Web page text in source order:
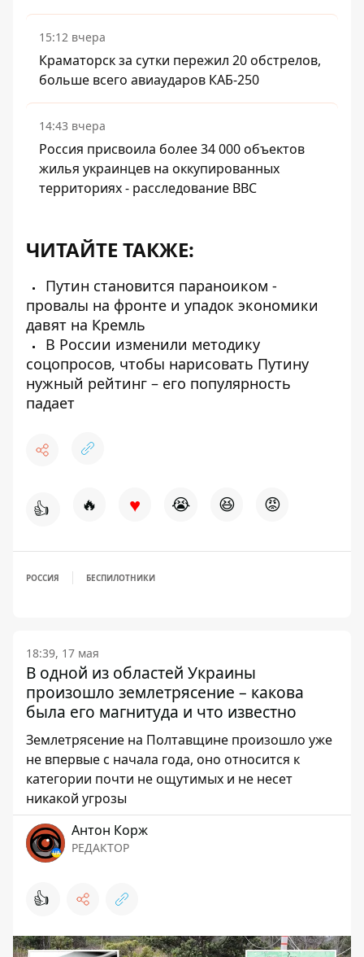
15:12 вчера
Краматорск за сутки пережил 20 обстрелов,
больше всего авиаударов КАБ-250
14:43 вчера
Россия присвоила более 34 000 объектов
жилья украинцев на оккупированных
территориях - расследование BBC
ЧИТАЙТЕ ТАКЖЕ:
Путин становится параноиком -
провалы на фронте и упадок экономики
давят на Кремль
В России изменили методику
соцопросов, чтобы нарисовать Путину
нужный рейтинг – его популярность
падает
👍 🔥 ♥ 😭 😆 😡
РОССИЯ БЕСПИЛОТНИКИ
18:39, 17 мая
В одной из областей Украины
произошло землетрясение – какова
была его магнитуда и что известно
Землетрясение на Полтавщине произошло уже
не впервые с начала года, оно относится к
категории почти не ощутимых и не несет
никакой угрозы
Антон Корж
РЕДАКТОР
👍